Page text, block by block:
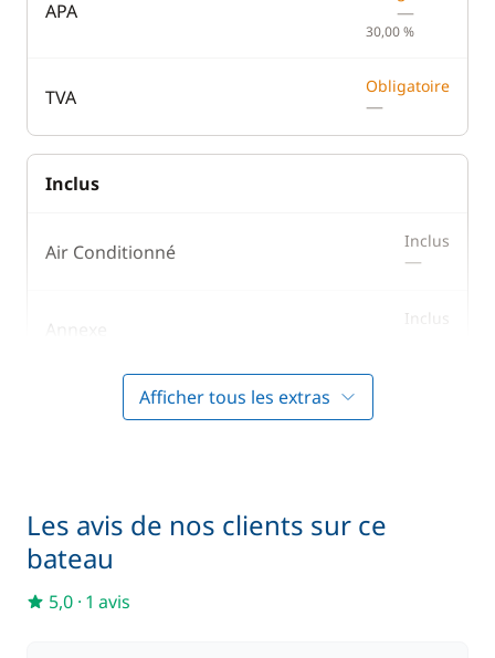
éléctrique
Panneaux solaires
Plateforme de bain
APA —
30,00 %
TVA Obligatoire
—
Inclus
Air Conditionné Inclus
—
Annexe Inclus
Bouée tractée
Kayak
Afficher tous les extras
Les avis de nos clients sur ce
bateau
5,0 · 1 avis